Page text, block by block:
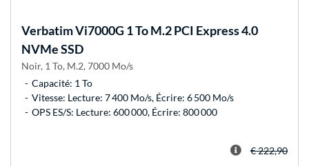
VerbatimVi7000G 1 To M.2 PCI Express 4.0
NVMe SSD
Noir, 1 To, M.2, 7000 Mo/s
Capacité: 1 To
Vitesse: Lecture: 7 400 Mo/s, Écrire: 6 500 Mo/s
OPS ES/S: Lecture: 600 000, Écrire: 800 000
€ 222,90